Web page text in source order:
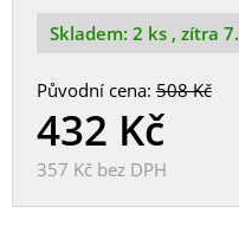
Skladem: 2 ks , zítra
Původní cena:508 Kč
432 Kč
357 Kčbez DPH